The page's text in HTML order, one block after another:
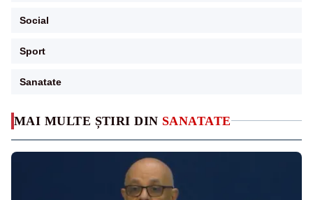
MAI MULTE ȘTIRI DIN SANATATE
Social
Sport
Sanatate